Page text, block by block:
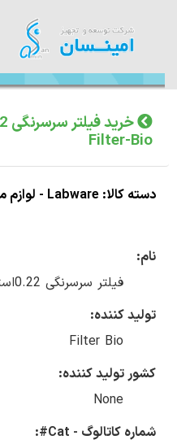
Filter-Bio
دسته کالا: Labware - لوازم مصرفی آزمایشگاهی
نام:
فیلتر سرسرنگی 0.22استریل تک عددی-Filter-Bio
تولید کننده:
Filter Bio
کشور تولید کننده:
None
شماره کاتالوگ - Cat#: